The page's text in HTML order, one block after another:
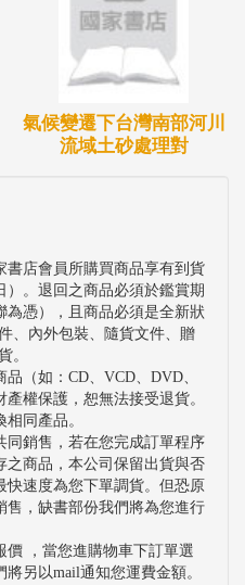
氣候變遷下台灣南部河川
流域土砂處理對
書店會員所購買商品享有到貨
）。退回之商品必須於鑑賞期
為憑），且商品必須是全新狀
、內外包裝、隨貨文件、贈
。
（如：CD、VCD、DVD、
權保護，恕無法接受退貨。
同產品。
同銷售，若在您完成訂單程序
之商品，本公司保留出貨與否
快速度為您下單調貨。但恐原
售，缺書部份我們將為您進行
價 ，當您進購物車下訂單選
另以mail通知您運費金額。